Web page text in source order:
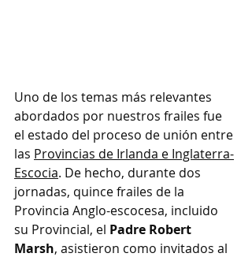
Uno de los temas más relevantes
abordados por nuestros frailes fue
el estado del proceso de unión entre
las Provincias de Irlanda e Inglaterra-
Escocia. De hecho, durante dos
jornadas, quince frailes de la
Provincia Anglo-escocesa, incluido
su Provincial, el Padre Robert
Marsh, asistieron como invitados al